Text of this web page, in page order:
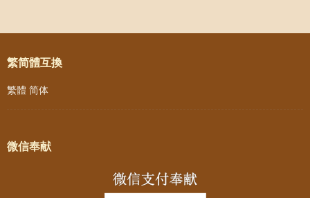
Post navigation
繁简體互換
繁體 简体
微信奉献